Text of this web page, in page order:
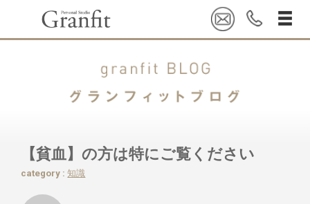
【貧血】の方は特にご覧ください
category :知識